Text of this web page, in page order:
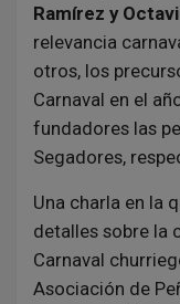
Ramírez y
relevancia
otros, los
Carnaval en el
fundadores las
Segadores,
Una charla en la
detalles sobre la
Carnaval
Asociación de